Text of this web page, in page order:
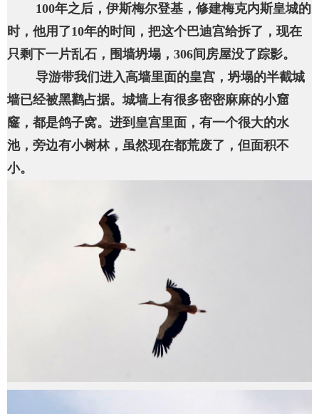
100年之后，伊斯梅尔登基，修建梅克内斯皇城的
时，他用了10年的时间，把这个巴迪宫给拆了，现在
只剩下一片乱石，围墙坍塌，306间房屋没了踪影。
导游带我们进入高墙里面的皇宫，坍塌的半截城
墙已经被黑鹳占据。城墙上有很多密密麻麻的小窟
窿，都是鸽子窝。进到皇宫里面，有一个很大的水
池，旁边有小树林，虽然现在都荒废了，但面积不
小。